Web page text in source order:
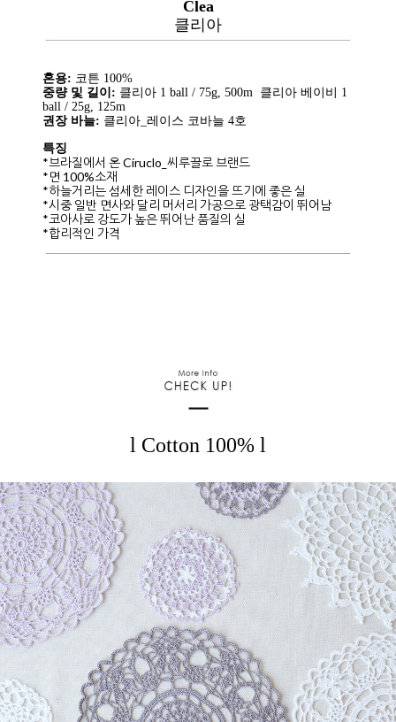
Clea
클리아
혼용: 코튼 100%
중량 및 길이: 클리아 1 ball / 75g, 500m 클리아 베이비 1
ball / 25g, 125m
권장 바늘: 클리아_레이스 코바늘 4호
특징
*브라질에서 온 Ciruclo_씨루끌로 브랜드
*면 100%소재
*하늘거리는 섬세한 레이스 디자인을 뜨기에 좋은 실
*시중 일반 면사와 달리 머서리 가공으로 광택감이 뛰어남
*코아사로 강도가 높은 뛰어난 품질의 실
*합리적인 가격
l Cotton 100% l